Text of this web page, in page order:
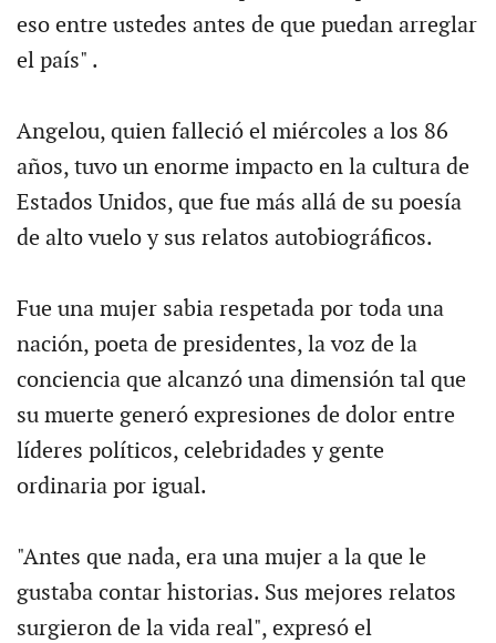
eso entre ustedes antes de que puedan arreglar
el país" .
Angelou, quien falleció el miércoles a los 86
años, tuvo un enorme impacto en la cultura de
Estados Unidos, que fue más allá de su poesía
de alto vuelo y sus relatos autobiográficos.
Fue una mujer sabia respetada por toda una
nación, poeta de presidentes, la voz de la
conciencia que alcanzó una dimensión tal que
su muerte generó expresiones de dolor entre
líderes políticos, celebridades y gente
ordinaria por igual.
"Antes que nada, era una mujer a la que le
gustaba contar historias. Sus mejores relatos
surgieron de la vida real", expresó el